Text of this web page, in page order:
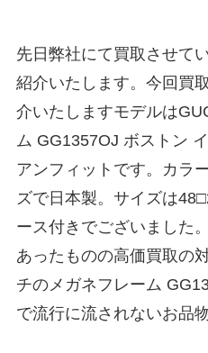
先日弊社にて買取させて
紹介いたします。今回買
介いたしますモデルは
ム GG1357OJ ボストン
アンフィットです。カラ
ズで日本製。サイズは
ース付きでございました
あったものの高価買取の
チのメガネフレーム
で流行に流されないお品